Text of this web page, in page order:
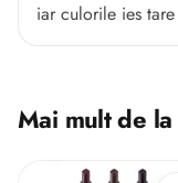
iar culorile ies
Mai mult de